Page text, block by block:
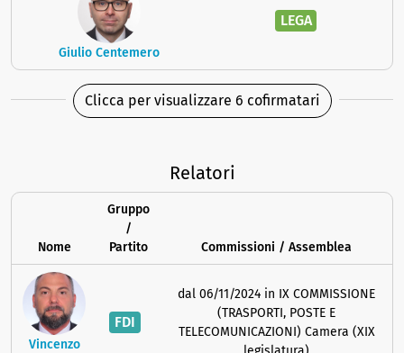
Giulio Centemero
LEGA
Clicca per visualizzare 6 cofirmatari
Relatori
Nome
Gruppo
/
Partito
Commissioni / Assemblea
Vincenzo
FDI
dal 06/11/2024 in IX COMMISSIONE
(TRASPORTI, POSTE E
TELECOMUNICAZIONI) Camera (XIX